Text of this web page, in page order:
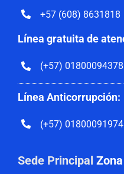
+57 (608) 8631818
Línea gratuita de
(+57)
Línea Anticorrupción:
(+57)
Sede Principal